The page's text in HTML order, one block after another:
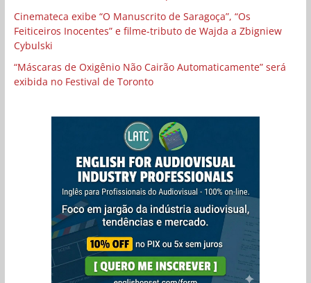
Cinemateca exibe “O Manuscrito de Saragoça”, “Os
Feiticeiros Inocentes” e filme-tributo de Wajda a Zbigniew
Cybulski
“Máscaras de Oxigênio Não Cairão Automaticamente” será
exibida no Festival de Toronto